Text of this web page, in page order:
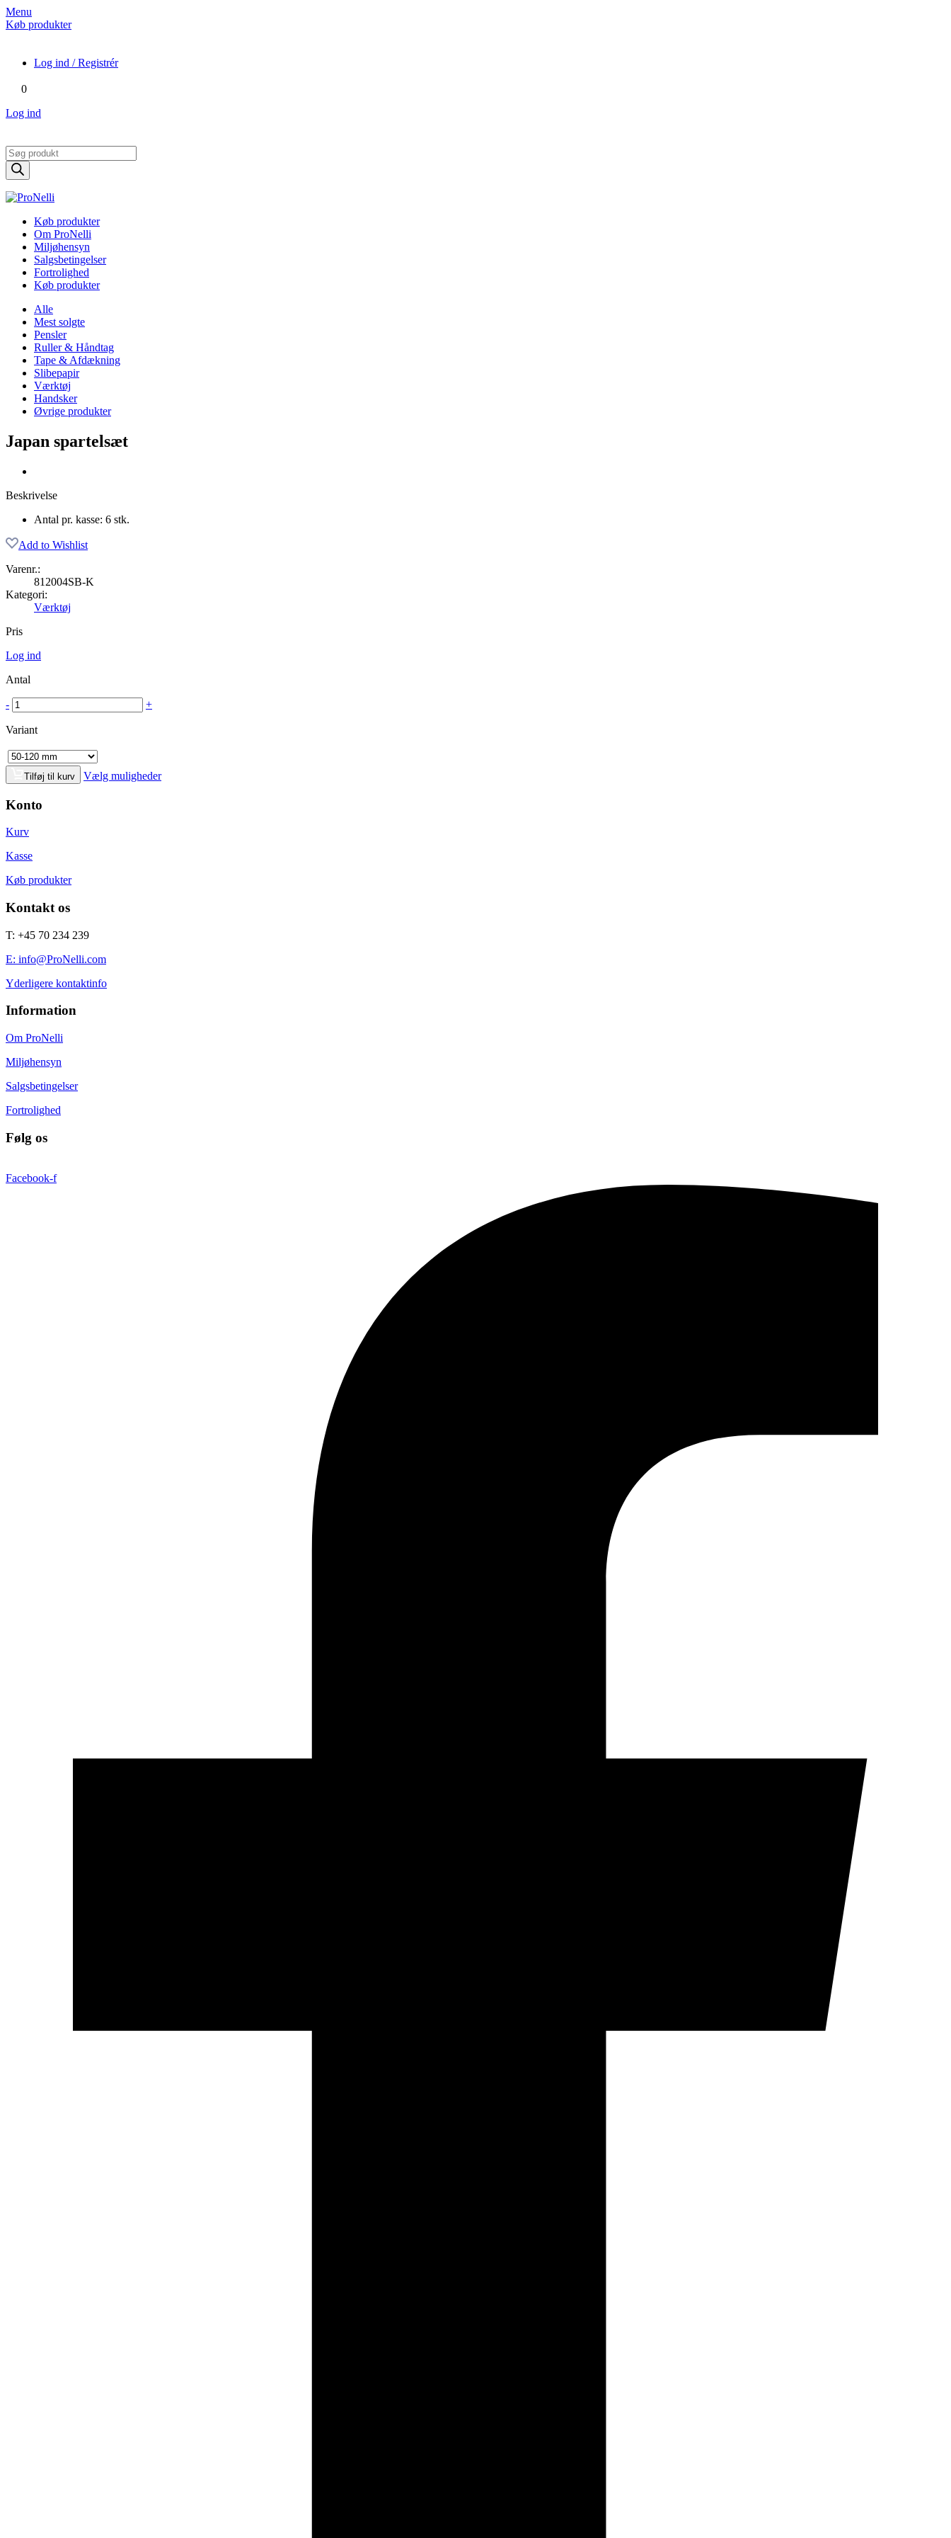
Menu
Køb produkter
Log ind / Registrér
0
Log ind
Products
search
Køb produkter
Om ProNelli
Miljøhensyn
Salgsbetingelser
Fortrolighed
Køb produkter
Alle
Mest solgte
Pensler
Ruller & Håndtag
Tape & Afdækning
Slibepapir
Værktøj
Handsker
Øvrige produkter
Japan spartelsæt
Beskrivelse
Antal pr. kasse: 6 stk.
Add to Wishlist
Varenr.:
812004SB-K
Kategori:
Værktøj
Pris
Log ind
Antal
- +
Variant
Tilføj til kurv Vælg muligheder
Konto
Kurv
Kasse
Køb produkter
Kontakt os
T: +45 70 234 239
E: info@ProNelli.com
Yderligere kontaktinfo
Information
Om ProNelli
Miljøhensyn
Salgsbetingelser
Fortrolighed
Følg os
Facebook-f